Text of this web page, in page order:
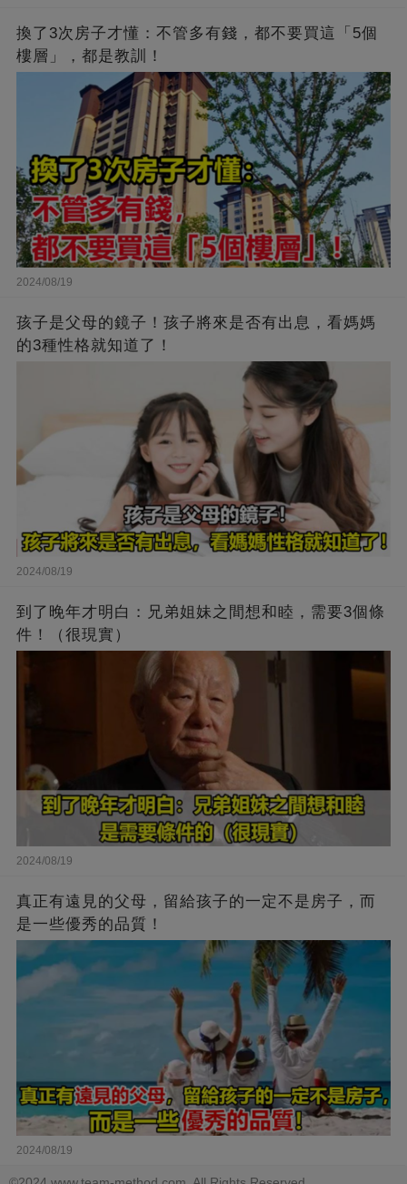
換了3次房子才懂：不管多有錢，都不要買這「5個
樓層」，都是教訓！
2024/08/19
孩子是父母的鏡子！孩子將來是否有出息，看媽媽
的3種性格就知道了！
2024/08/19
到了晚年才明白：兄弟姐妹之間想和睦，需要3個條
件！（很現實）
2024/08/19
真正有遠見的父母，留給孩子的一定不是房子，而
是一些優秀的品質！
2024/08/19